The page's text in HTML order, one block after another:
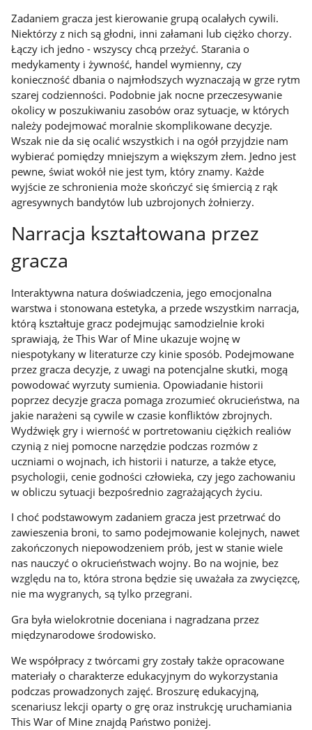
Zadaniem gracza jest kierowanie grupą ocalałych cywili.
Niektórzy z nich są głodni, inni załamani lub ciężko chorzy.
Łączy ich jedno - wszyscy chcą przeżyć. Starania o
medykamenty i żywność, handel wymienny, czy
konieczność dbania o najmłodszych wyznaczają w grze rytm
szarej codzienności. Podobnie jak nocne przeczesywanie
okolicy w poszukiwaniu zasobów oraz sytuacje, w których
należy podejmować moralnie skomplikowane decyzje.
Wszak nie da się ocalić wszystkich i na ogół przyjdzie nam
wybierać pomiędzy mniejszym a większym złem. Jedno jest
pewne, świat wokół nie jest tym, który znamy. Każde
wyjście ze schronienia może skończyć się śmiercią z rąk
agresywnych bandytów lub uzbrojonych żołnierzy.
Narracja kształtowana przez
gracza
Interaktywna natura doświadczenia, jego emocjonalna
warstwa i stonowana estetyka, a przede wszystkim narracja,
którą kształtuje gracz podejmując samodzielnie kroki
sprawiają, żeThis War of Mine ukazuje wojnę w
niespotykany w literaturze czy kinie sposób. Podejmowane
przez gracza decyzje, z uwagi na potencjalne skutki, mogą
powodować wyrzuty sumienia. Opowiadanie historii
poprzez decyzje gracza pomaga zrozumieć okrucieństwa, na
jakie narażeni są cywile w czasie konfliktów zbrojnych.
Wydźwięk gry i wierność w portretowaniu ciężkich realiów
czynią z niej pomocne narzędzie podczas rozmów z
uczniami o wojnach, ich historii i naturze, a także etyce,
psychologii, cenie godności człowieka, czy jego zachowaniu
w obliczu sytuacji bezpośrednio zagrażających życiu.
I choć podstawowym zadaniem gracza jest przetrwać do
zawieszenia broni, to samo podejmowanie kolejnych, nawet
zakończonych niepowodzeniem prób, jest w stanie wiele
nas nauczyć o okrucieństwach wojny. Bo na wojnie, bez
względu na to, która strona będzie się uważała za zwycięzcę,
nie ma wygranych, są tylko przegrani.
Gra była wielokrotnie doceniana i nagradzana przez
międzynarodowe środowisko.
We współpracy z twórcami gry zostały także opracowane
materiały o charakterze edukacyjnym do wykorzystania
podczas prowadzonych zajęć. Broszurę edukacyjną,
scenariusz lekcji oparty o grę oraz instrukcję uruchamiania
This War of Mine znajdą Państwo poniżej.